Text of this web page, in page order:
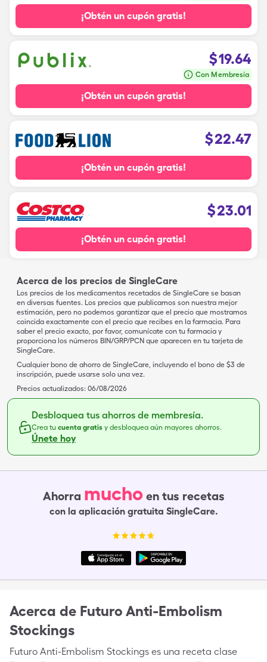
¡Obtén un cupón gratis!
$19.64
Con Membresía
¡Obtén un cupón gratis!
$22.47
¡Obtén un cupón gratis!
$23.01
¡Obtén un cupón gratis!
Acerca de los precios de SingleCare
Los precios de los medicamentos recetados de SingleCare se basan
en diversas fuentes. Los precios que publicamos son nuestra mejor
estimación, pero no podemos garantizar que el precio que mostramos
coincida exactamente con el precio que recibes en la farmacia. Para
saber el precio exacto, por favor, comunícate con tu farmacia y
proporciona los números BIN/GRP/PCN que aparecen en tu tarjeta de
SingleCare.
Cualquier bono de ahorro de SingleCare, incluyendo el bono de $3 de
inscripción, puede usarse solo una vez.
Precios actualizados: 06/08/2026
Desbloquea tus ahorros de membresía.
Crea tu cuenta gratis y desbloquea aún mayores ahorros.
Únete hoy
Ahorra mucho en tus recetas
con la aplicación gratuita SingleCare.
Acerca de Futuro Anti-Embolism
Stockings
Futuro Anti-Embolism Stockings es una receta clase